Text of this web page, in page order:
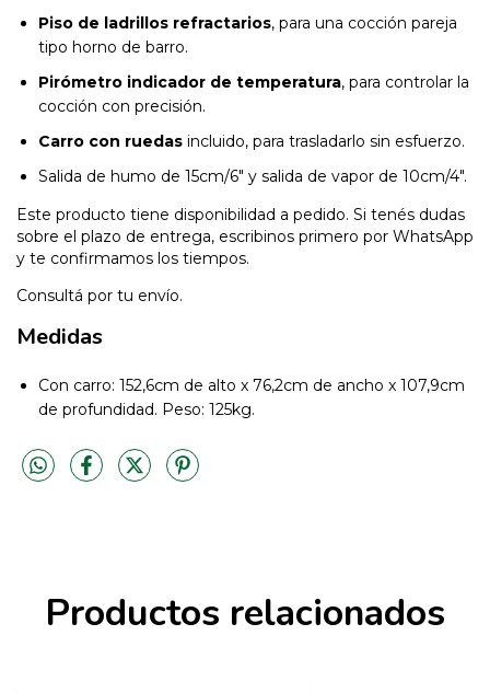
Piso de ladrillos refractarios, para una cocción pareja
tipo horno de barro.
Pirómetro indicador de temperatura, para controlar la
cocción con precisión.
Carro con ruedas incluido, para trasladarlo sin esfuerzo.
Salida de humo de 15cm/6" y salida de vapor de 10cm/4".
Este producto tiene disponibilidad a pedido. Si tenés dudas
sobre el plazo de entrega, escribinos primero por WhatsApp
y te confirmamos los tiempos.
Consultá por tu envío.
Medidas
Con carro: 152,6cm de alto x 76,2cm de ancho x 107,9cm
de profundidad. Peso: 125kg.
Productos relacionados